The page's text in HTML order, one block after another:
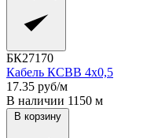
БК27170
Кабель КСВВ 4x0,5
17.35 руб/м
В наличии 1150 м
В корзину